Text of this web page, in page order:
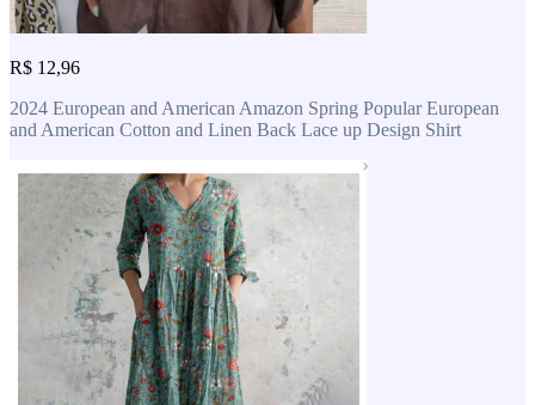
R$ 12,96
2024 European and American Amazon Spring Popular European
and American Cotton and Linen Back Lace up Design Shirt